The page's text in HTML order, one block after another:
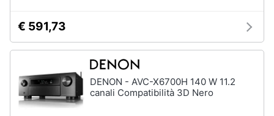
€ 591,73
DENON - AVC-X6700H 140 W 11.2
canali Compatibilità 3D Nero